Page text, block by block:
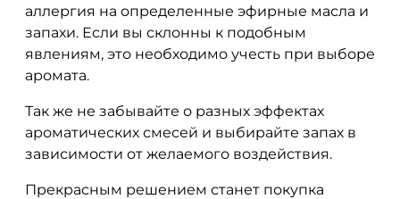
аллергия на определенные эфирные масла и
запахи. Если вы склонны к подобным
явлениям, это необходимо учесть при выборе
аромата.
Так же не забывайте о разных эффектах
ароматических смесей и выбирайте запах в
зависимости от желаемого воздействия.
Прекрасным решением станет покупка